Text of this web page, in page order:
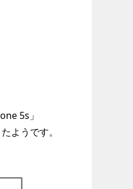
5s」
ようです。